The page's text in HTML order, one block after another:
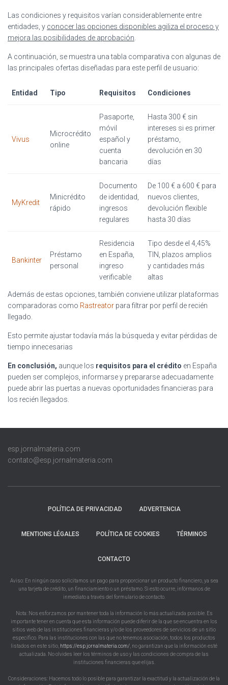
Las condiciones y requisitos varían considerablemente entre
entidades, y conocer las opciones disponibles agiliza el proceso y
mejora las posibilidades de aprobación.
A continuación, se muestra una tabla comparativa con algunas de
las principales ofertas diseñadas para este perfil de usuario:
Entidad Tipo Requisitos Condiciones
Vivus
Microcrédito
online
Pasaporte,
móvil
español y
cuenta
bancaria
Hasta 300 € sin
intereses si es primer
préstamo,
devolución en 30
días
MyKredit
Minicrédito
rápido
Documento
de identidad,
ingresos
regulares
De 100 € a 600 € para
nuevos clientes,
devolución flexible
hasta 30 días
Bankinter
Préstamo
personal
Residencia
en España,
ingreso
verificable
Tipo desde el 4,45%
TIN, plazos amplios
y cantidades más
altas
Además de estas opciones, también conviene utilizar plataformas
comparadoras como Rastreator para filtrar por perfil de recién
llegado.
Esto permite ajustar todavía más la búsqueda y evitar pérdidas de
tiempo innecesarias
En conclusión, aunque los requisitos para el crédito en España
pueden ser complejos, informarse y prepararse adecuadamente
puede abrir las puertas a nuevas oportunidades financieras para
los recién llegados.
esp.jornalmateria.com
contato@esp.jornalmateria.com
POLÍTICA DE PRIVACIDAD ADVERTENCIA
MENTIONS LÉGALES POLÍTICA DE COOKIES TÉRMINOS
CONTACTO
Aviso: En ningún caso solicitamos un pago para proporcionar un producto financiero, ya sea
una tarjeta de crédito, un financiamiento o un préstamo. Si esto ocurre, infórmanos de
inmediato a través del formulario de contacto.
Nota: Nos esforzamos por mantener toda la información lo más actualizada posible. Es
importante tener en cuenta que esta información puede diferir de la que se encuentra en los
sitios web de las instituciones financieras y/o de los proveedores de servicios de un sitio
específico. Para las instituciones con las que no tenemos asociación, todos los productos
listados en este sitio, https://esp.jornalmateria.com/, no garantizan que la información esté
actualizada. No olvides leer los términos de uso y las condiciones de compra de las
instituciones financieras que elijas.
Consideraciones: Hacemos todo lo posible para garantizar la exactitud y la actualización de la